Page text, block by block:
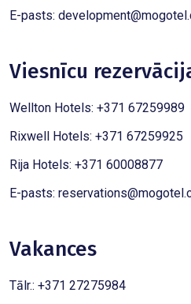
E-pasts:
Viesnīcu
Wellton Hotels: +371 67259989
Rixwell Hotels: +371 67259925
Rija Hotels: +371 60008877
E-pasts:
Vakances
Tālr.: +371 27275984